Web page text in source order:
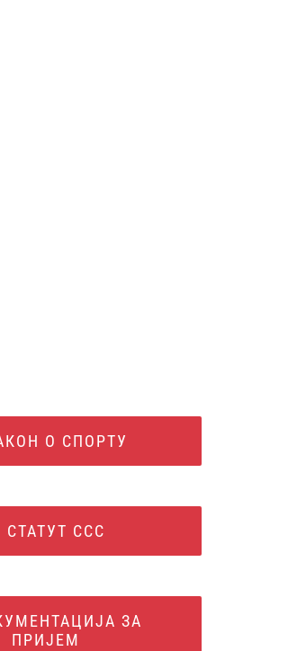
О СПОРТУ
СТАТУТ ССС
ЗА
ПРИЈЕМ